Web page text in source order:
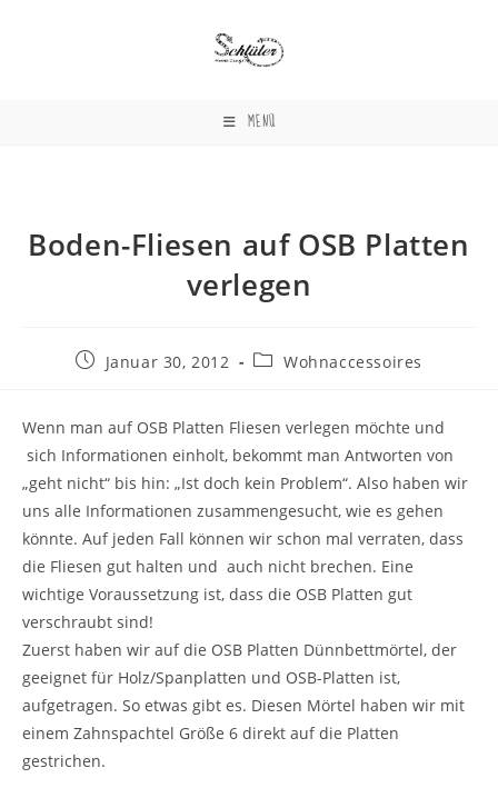
MENÜ
Boden-Fliesen auf OSB Platten
verlegen
BeitragJanuar 30, 2012
Beitrags-
Wohnaccessoires
Wenn man auf OSB Platten Fliesen verlegen möchte und
sich Informationen einholt, bekommt man Antworten von
„geht nicht“ bis hin: „Ist doch kein Problem“. Also haben wir
uns alle Informationen zusammengesucht, wie es gehen
könnte. Auf jeden Fall können wir schon mal verraten, dass
die Fliesen gut halten und auch nicht brechen. Eine
wichtige Voraussetzung ist, dass die OSB Platten gut
verschraubt sind!
Zuerst haben wir auf die OSB Platten Dünnbettmörtel, der
geeignet für Holz/Spanplatten und OSB-Platten ist,
aufgetragen. So etwas gibt es. Diesen Mörtel haben wir mit
einem Zahnspachtel Größe 6 direkt auf die Platten
gestrichen.